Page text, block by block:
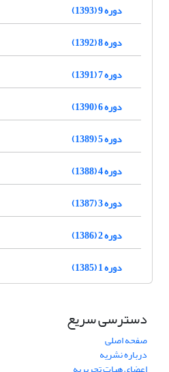
دوره 9 (1393)
دوره 8 (1392)
دوره 7 (1391)
دوره 6 (1390)
دوره 5 (1389)
دوره 4 (1388)
دوره 3 (1387)
دوره 2 (1386)
دوره 1 (1385)
دسترسی سریع
صفحه اصلی
درباره نشریه